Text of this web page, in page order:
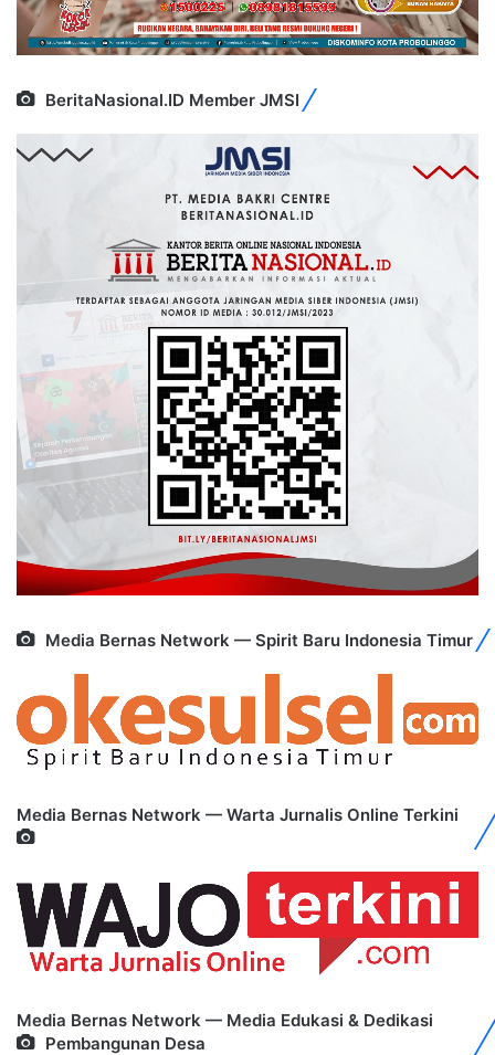
BeritaNasional.ID Member JMSI
Media Bernas Network — Spirit Baru Indonesia Timur
Media Bernas Network — Warta Jurnalis Online Terkini
Media Bernas Network — Media Edukasi & Dedikasi
Pembangunan Desa